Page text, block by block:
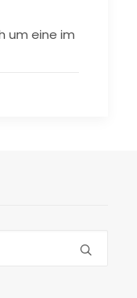
um eine im